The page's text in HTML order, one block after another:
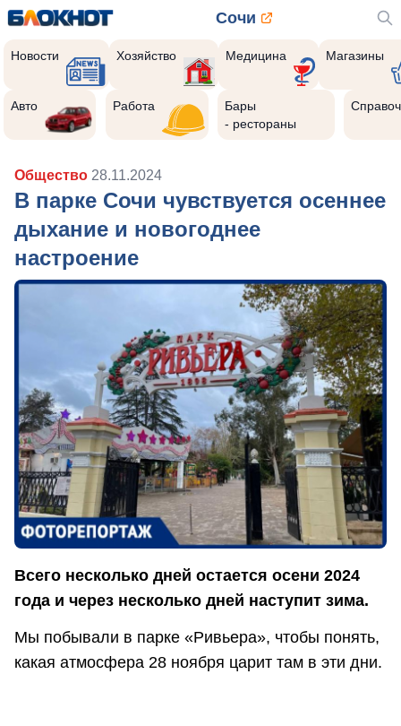
Сочи
Новости Хозяйство Медицина Магазины
Авто Работа
Бары
- рестораны
Общество 28.11.2024
В парке Сочи чувствуется осеннее
дыхание и новогоднее
настроение
Всего несколько дней остается осени 2024
года и через несколько дней наступит зима.
Мы побывали в парке «Ривьера», чтобы понять,
какая атмосфера 28 ноября царит там в эти дни.